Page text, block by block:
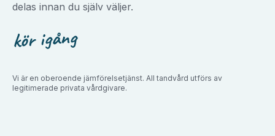
delas innan du själv väljer.
kör igång
Vi är en oberoende jämförelsetjänst. All tandvård utförs av
legitimerade privata vårdgivare.